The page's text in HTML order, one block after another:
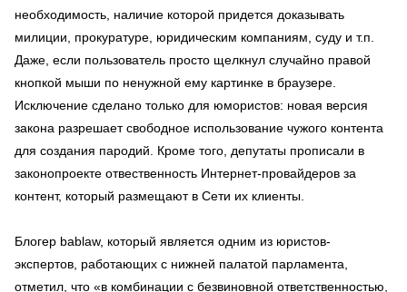
необходимость, наличие которой придется доказывать
милиции, прокуратуре, юридическим компаниям, суду и т.п.
Даже, если пользователь просто щелкнул случайно правой
кнопкой мыши по ненужной ему картинке в браузере.
Исключение сделано только для юмористов: новая версия
закона разрешает свободное использование чужого контента
для создания пародий. Кроме того, депутаты прописали в
законопроекте отвественность Интернет-провайдеров за
контент, который размещают в Сети их клиенты.
Блогер bablaw, который является одним из юристов-
экспертов, работающих с нижней палатой парламента,
отметил, что «в комбинации с безвиновной ответственностью,